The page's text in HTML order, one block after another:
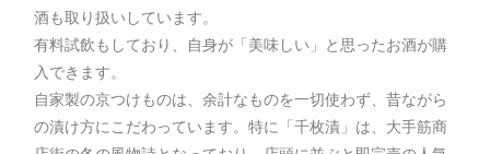
酒も取り扱いしています。
有料試飲もしており、自身が「美味しい」と思ったお酒が購
入できます。
自家製の京つけものは、余計なものを一切使わず、昔ながら
の漬け方にこだわっています。特に「千枚漬」は、大手筋商